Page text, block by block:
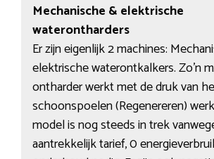
Mechanische & elektrische
waterontharders
Er zijn eigenlijk 2 machines:
elektrische waterontkalkers. Zo’n
ontharder werkt met de druk van
schoonspoelen (Regenereren)
model is nog steeds in trek
aantrekkelijk tarief, 0